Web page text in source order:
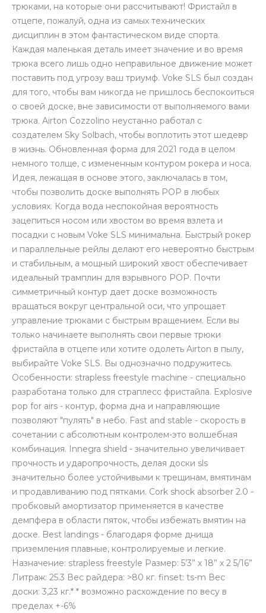
трюками, на которые они рассчитывают! Фристайл в
отцепе, пожалуй, одна из самых технических
дисциплин в этом фантастическом виде спорта.
Каждая маленькая деталь имеет значение и во время
трюка всего лишь одно неправильное движение может
поставить под угрозу ваш триумф. Voke SLS был создан
для того, чтобы вам никогда не пришлось беспокоиться
о своей доске, вне зависимости от выполняемого вами
трюка. Airton Cozzolino неустанно работал с
создателем Sky Solbach, чтобы воплотить этот шедевр
в жизнь. Обновленная форма для 2021 года в целом
немного толще, с измененным контуром рокера и носа.
Идея, лежащая в основе этого, заключалась в том,
чтобы позволить доске выполнять POP в любых
условиях. Когда вода неспокойная вероятность
зацепиться носом или хвостом во время взлета и
посадки с новым Voke SLS минимальна. Быстрый рокер
и параллельные рейлы делают его невероятно быстрым
и стабильным, а мощный широкий хвост обеспечивает
идеальный трамплин для взрывного POP. Почти
симметричный контур дает доске возможность
вращаться вокруг центральной оси, что упрощает
управление трюками с быстрым вращением. Если вы
только начинаете выполнять свои первые трюки
фристайла в отцепе или хотите одолеть Airton в пылу,
выбирайте Voke SLS. Вы однозначно подружитесь.
Особенности: strapless freestyle machine - специально
разработана только для страплесс фристайла. Explosive
pop for airs - контур, форма дна и направляющие
позволяют "пулять" в небо. Fast and stable - скорость в
сочетании с абсолютным контролем-это волшебная
комбинация. Innegra shield - значительно увеличивает
прочность и ударопрочность, делая доски sls
значительно более устойчивыми к трещинам, вмятинам
и продавливанию под пятками. Cork shock absorber 2.0 -
пробковый амортизатор применяется в качестве
демпфера в области пяток, чтобы избежать вмятин на
доске. Best landings - благодаря форме днища
приземления плавные, контролируемые и легкие.
Назначение: strapless freestyle Размер: 5’3” x 18” x 2 5/16”
Литраж: 25.3 Вес райдера: >80 кг. finset: ts-m Вес
доски: 3,23 кг.* * возможно расхождение по весу в
пределах +-6%